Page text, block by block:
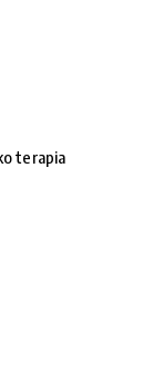
terapia